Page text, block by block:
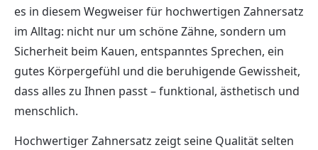
es in diesem Wegweiser für hochwertigen Zahnersatz
im Alltag: nicht nur um schöne Zähne, sondern um
Sicherheit beim Kauen, entspanntes Sprechen, ein
gutes Körpergefühl und die beruhigende Gewissheit,
dass alles zu Ihnen passt – funktional, ästhetisch und
menschlich.
Hochwertiger Zahnersatz zeigt seine Qualität selten